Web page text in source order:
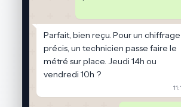
Parfait, bien reçu. Pour un chiffrage
précis, un technicien passe faire le
métré sur place. Jeudi 14h ou
vendredi 10h ?